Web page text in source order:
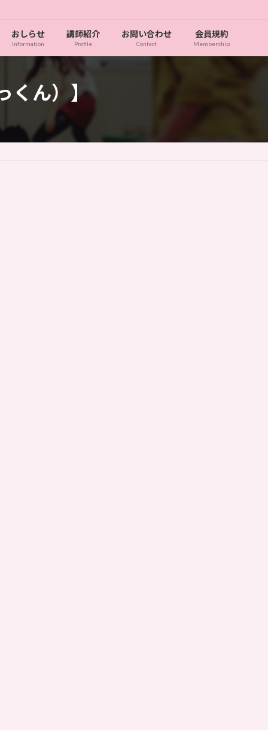
おしらせ
Information
講師紹介
Profile
お問い合わせ
Contact
会員規約
Membership
くん）】